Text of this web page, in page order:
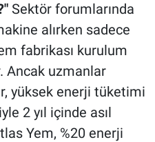
Sektör forumlarında
alırken sadece
fabrikası kurulum
Ancak uzmanlar
yüksek enerji tüketimi
2 yıl içinde asıl
Yem, %20 enerji